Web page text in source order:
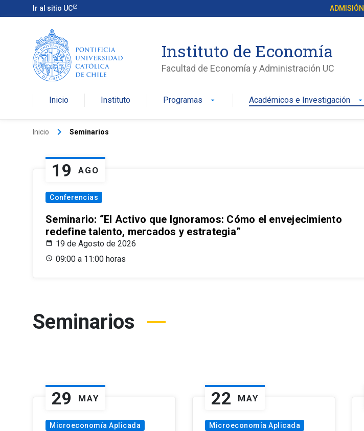
Ir al sitio UC ADMISIÓN
Instituto de Economía
Facultad de Economía y Administración UC
Inicio Instituto Programas arrow_drop_down Académicos e Investigación arrow_drop_down
Inicio keyboard_arrow_right Seminarios
19 AGO
Conferencias
Seminario: “El Activo que Ignoramos: Cómo el envejecimiento
redefine talento, mercados y estrategia”
19 de Agosto de 2026
09:00 a 11:00 horas
Seminarios
29 MAY
Microeconomía Aplicada
22 MAY
Microeconomía Aplicada